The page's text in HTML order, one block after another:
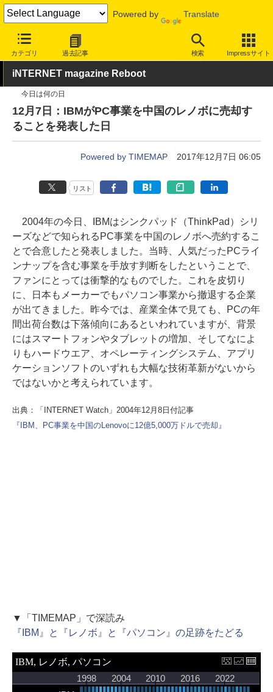
Powered by Translate
カテゴリ 過去記事 検索 Impressサイト
INTERNET Watch トピック 企業
iNTERNET magazine Reboot
今日は何の日
12月7日：IBMがPC事業を中国のレノボに売却す
ることを発表した日
Powered by TIMEMAP 2017年12月7日 06:05
リスト
2004年の今日、IBMはシンクパッド（ThinkPad）シリ
ーズなどで知られるPC事業を中国のレノボへ売約するこ
とで合意したと発表しました。当時、人気だったPCライ
ンナップを含む事業を手放す判断をしたということで、
ファンにとっては衝撃的なものでした。これを皮切り
に、日本もメーカーでもパソコン事業から撤退する企業
が出てきました。昨今では、産業全体で見ても、PCの年
間出荷台数は下落傾向にあるといわれていますが、背景
にはスマートフォンやタブレットの増加、そしてなによ
りもハードウエア、オペレーティングシステム、アプリ
ケーションソフトのいずれも大幅な技術革新がないから
ではないかと考えられています。
出典：「INTERNET Watch」2004年12月8日付記事
『IBM、PC事業を中国のLenovoに12億5,000万ドルで売却』
▼「TIMEMAP」で深読み
『IBM』と『レノボ』と『パソコン』の足跡をたどる